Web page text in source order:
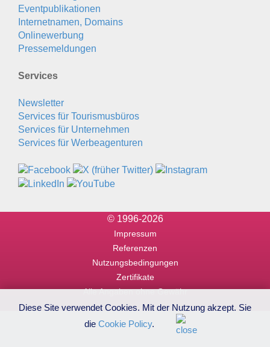
Eventpublikationen
Internetnamen, Domains
Onlinewerbung
Pressemeldungen
Services
Newsletter
Services für Tourismusbüros
Services für Unternehmen
Services für Werbeagenturen
© 1996-2026
Impressum
Referenzen
Nutzungsbedingungen
Zertifikate
Alle Angaben ohne Gewähr
Diese Site verwendet Cookies. Mit der Nutzung akzept. Sie
die Cookie Policy.